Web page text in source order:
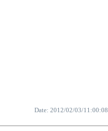
Date: 2012/02/03/11:00:08